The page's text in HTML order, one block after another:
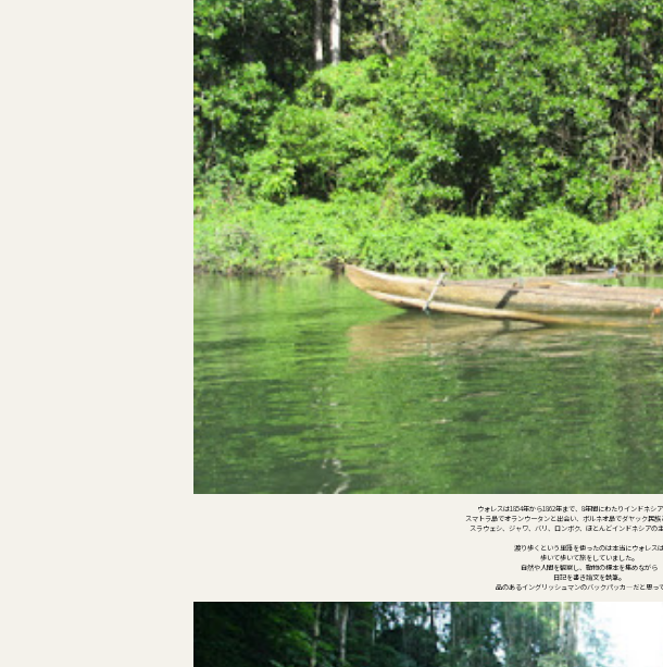
ウォレスは1854年から1862年まで、8年間にわたりインドネシア
スマトラ島でオランウータンと出会い、ボルネオ島でダヤック民族
スラウェシ、ジャワ、バリ、ロンボク、ほとんどインドネシアの
渡り歩くという単語を使ったのは本当にウォレスは
歩いて歩いて旅をしていました。
自然や人間を観察し、動物の標本を集めながら
日記を書き論文を執筆。
品のあるイングリッシュマンのバックパッカ―だと思って